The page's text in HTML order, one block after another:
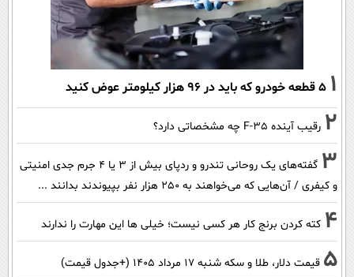
1 ۵ قطعه خودرو که باید در ۹۶ هزار کیلومتر عوض کنید
2 رقیب آینده F-35 چه مشخصاتی دارد؟
3
گفته‌های یک روحانی تندرو و ردپای بیش از ۳ یا ۴ جرم جدی امنیتی
و کیفری / آن‌هایی که می‌خواهند به ۲۵۰ هزار نفر بپیوندند بدانند ...
4 کته کردن برنج کار هر کسی نیست؛ خیلی ها این مهارت را ندارند
5 قیمت دلار، طلا و سکه شنبه ۱۷ مرداد ۱۴۰۵ (+جدول قیمت)